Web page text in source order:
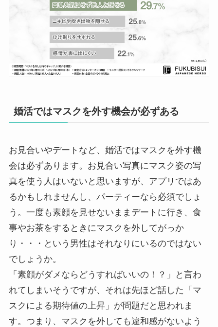
婚活ではマスクを外す機会が必ずある
お見合いやデートなど、婚活ではマスクを外す機
会は必ずあります。お見合い写真にマスク姿の写
真を使う人はいないと思いますが、アプリではあ
るかもしれませんし、パーティーなら必須でしょ
う。一度も素顔を見せないままデートに行き、食
事やお茶をするときにマスクを外してがっか
り・・・という男性はそれなりにいるのではない
でしょうか。
「素顔がダメならどうすればいいの！？」と言わ
れてしまいそうですが、それは先ほど話した「マ
スクによる期待値の上昇」が問題だと思われま
す。つまり、マスクを外しても違和感がないよう